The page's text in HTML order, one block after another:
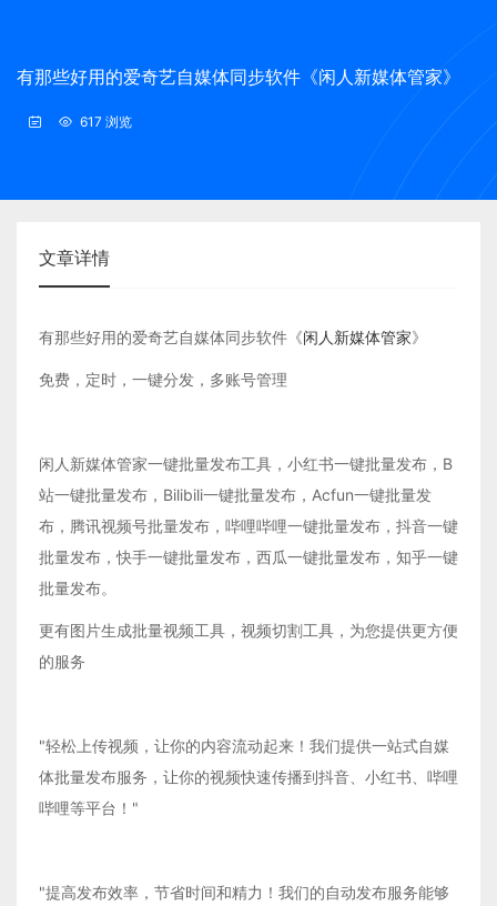
有那些好用的爱奇艺自媒体同步软件《闲人新媒体管家》
617 浏览
文章详情
有那些好用的爱奇艺自媒体同步软件《闲人新媒体管家》
免费，定时，一键分发，多账号管理
闲人新媒体管家一键批量发布工具，小红书一键批量发布，B
站一键批量发布，Bilibili一键批量发布，Acfun一键批量发
布，腾讯视频号批量发布，哔哩哔哩一键批量发布，抖音一键
批量发布，快手一键批量发布，西瓜一键批量发布，知乎一键
批量发布。
更有图片生成批量视频工具，视频切割工具，为您提供更方便
的服务
"轻松上传视频，让你的内容流动起来！我们提供一站式自媒
体批量发布服务，让你的视频快速传播到抖音、小红书、哔哩
哔哩等平台！"
"提高发布效率，节省时间和精力！我们的自动发布服务能够